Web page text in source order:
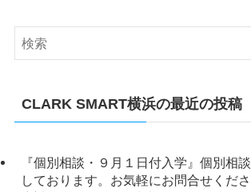
CLARK SMART横浜の最近の投稿
『個別相談・９月１日付入学』個別相
しております。お気軽にお問合せく